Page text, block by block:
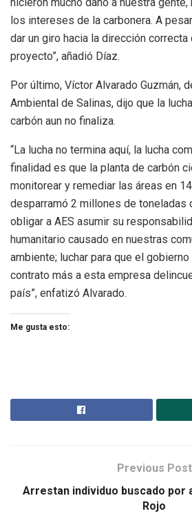
los intereses de la carbonera. A
dar un giro hacia la dirección correcta
proyecto”, añadió Díaz.
Por último, Víctor Alvarado Guzmán,
Ambiental de Salinas, dijo que la
carbón aun no finaliza.
“La lucha no termina aquí, la lucha
finalidad es que la planta de carbón
monitorear y remediar las áreas en
desparramó 2 millones de toneladas
obligar a AES asumir su
humanitario causado en nuestras
ambiente; luchar para que el
contrato más a esta empresa
país”, enfatizó Alvarado.
Me gusta esto:
Previous Post
Arrestan individuo buscado por
Rojo